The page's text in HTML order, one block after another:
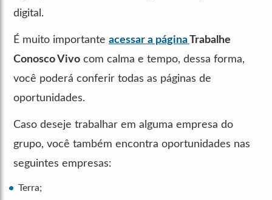
digital.
É muito importante acessar a páginaTrabalhe
Conosco Vivo com calma e tempo, dessa forma,
você poderá conferir todas as páginas de
oportunidades.
Caso deseje trabalhar em alguma empresa do
grupo, você também encontra oportunidades nas
seguintes empresas:
Terra;